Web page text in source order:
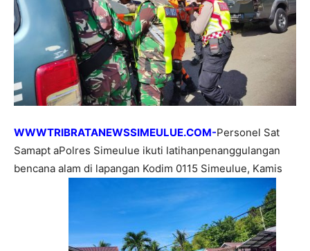
WWWTRIBRATANEWSSIMEULUE.COM-Personel Sat
Samapt aPolres Simeulue ikuti latihanpenanggulangan
bencana alam di lapangan Kodim 0115 Simeulue, Kamis